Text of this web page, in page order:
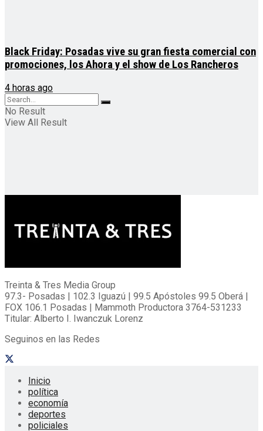
Black Friday: Posadas vive su gran fiesta comercial con
promociones, los Ahora y el show de Los Rancheros
4 horas ago
No Result
View All Result
Treinta & Tres Media Group
97.3- Posadas | 102.3 Iguazú | 99.5 Apóstoles 99.5 Oberá |
FOX 106.1 Posadas | Mammoth Productora 3764-531233
Titular: Alberto I. Iwanczuk Lorenz
Seguinos en las Redes
Inicio
política
economía
deportes
policiales